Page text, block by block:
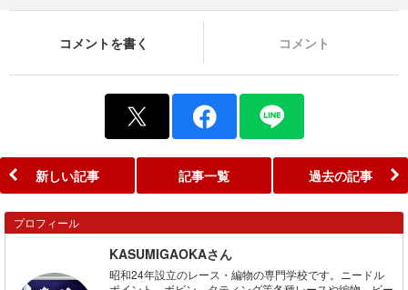
コメントを書く コメント
新しい記事 記事一覧 過去の記事
プロフィール
KASUMIGAOKAさん
昭和24年設立のレース・編物の専門学校です。ニードル